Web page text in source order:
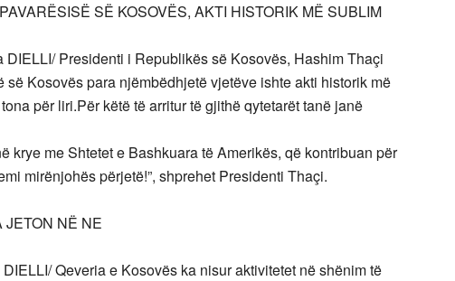
SË KOSOVËS, AKTI HISTORIK MË SUBLIM
DIELLI/Presidenti i Republikës së Kosovës, Hashim Thaçi
Kosovës para njëmbëdhjetë vjetëve ishte akti historik më
për liri.Për këtë të arritur të gjithë qytetarët tanë janë
krye me Shtetet e Bashkuara të Amerikës, që kontribuan për
mirënjohës përjetë!”, shprehet Presidenti Thaçi.
JETON NË NE
DIELLI/Qeveria e Kosovës ka nisur aktivitetet në shënim të